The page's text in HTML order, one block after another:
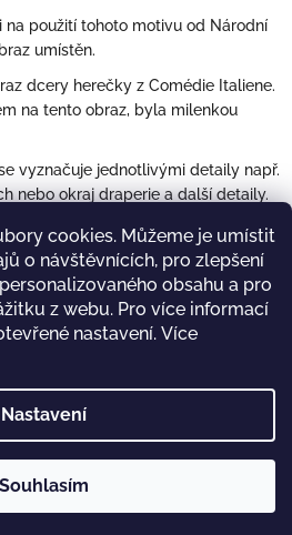
cookies. Můžeme je umístit
o návštěvnících, pro zlepšení
obsahu a pro
z webu. Pro více informací
nastavení. Více
Nastavení
Souhlasím
na použití tohoto motivu od Národní
umístěn.
dcery herečky z Comédie Italiene.
na tento obraz, byla milenkou
vyznačuje jednotlivými detaily např.
nebo okraj draperie a další detaily.
O
v
l
á
d
í
p
r
v
k
celkem
Decorelegant.cz
hůlky
2026Hole-Hůlky-Deštníky